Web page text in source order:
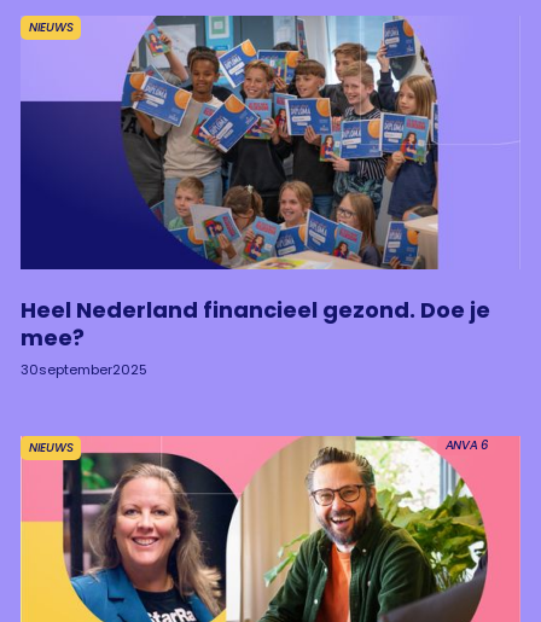
NIEUWS
Heel Nederland financieel gezond. Doe je
mee?
30september2025
ANVA 6
NIEUWS